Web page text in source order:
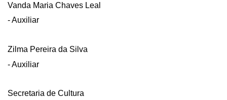
Vanda Maria Chaves Leal
- Auxiliar
Zilma Pereira da Silva
- Auxiliar
Secretaria de Cultura